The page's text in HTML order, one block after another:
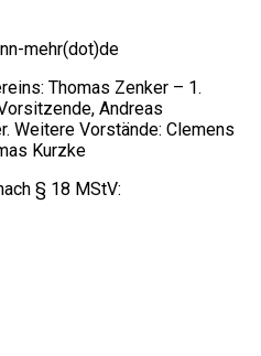
mehr(dot)de
Thomas Zenker – 1.
Andreas
Weitere Vorstände: Clemens
Kurzke
§ 18 MStV: